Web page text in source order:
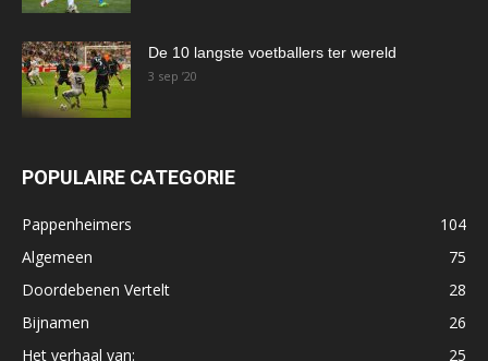
De 10 langste voetballers ter wereld
3 sep ’20
POPULAIRE CATEGORIE
Pappenheimers
104
Algemeen
75
Doordebenen Vertelt
28
Bijnamen
26
Het verhaal van:
25